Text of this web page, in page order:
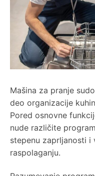
Mašina za pranje
deo organizacije
Pored osnovne
nude različite
stepenu zaprljanosti i
raspolaganju.